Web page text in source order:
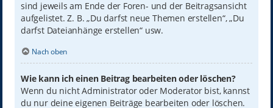
sind jeweils am Ende der Foren- und der Beitragsansicht
aufgelistet. Z. B. „Du darfst neue Themen erstellen“, „Du
darfst Dateianhänge erstellen“ usw.
Nach oben
Wie kann ich einen Beitrag bearbeiten oder löschen?
Wenn du nicht Administrator oder Moderator bist, kannst
du nur deine eigenen Beiträge bearbeiten oder löschen.